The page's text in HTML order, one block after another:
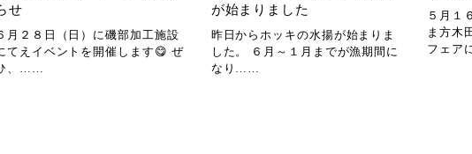
せ
月２８日（日）に磯部加工施設
てえイベントを開催します😋 ぜ
、……
が始まりました
昨日からホッキの水揚が始まりま
した。 ６月～１月までが漁期間に
なり……
５月１
ま方木
フェア